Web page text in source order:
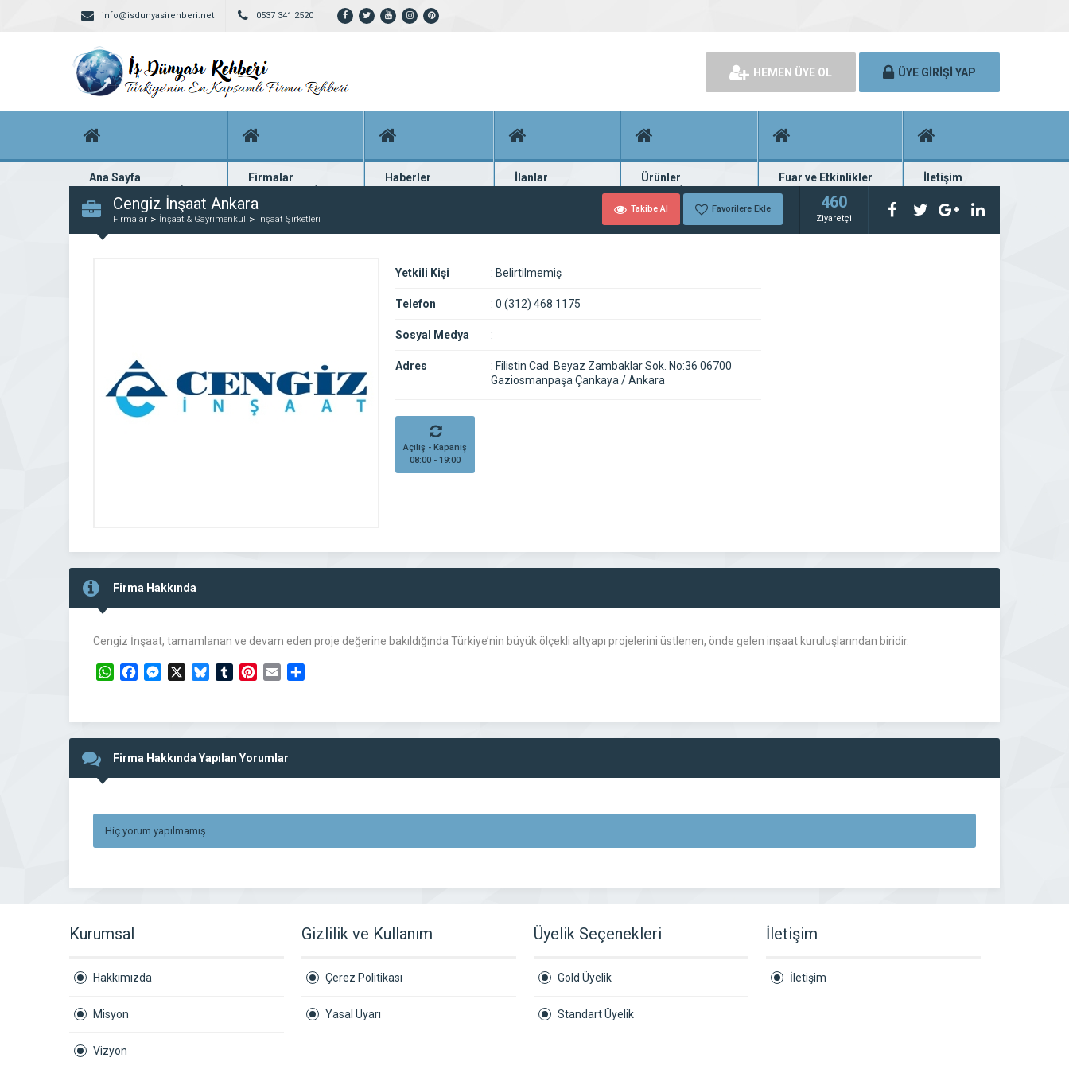
info@isdunyasirehberi.net 0537 341 2520
HEMEN ÜYE OL ÜYE GİRİŞİ YAP
Ana Sayfa
Firma rehberi ana sayfanız
Firmalar
Yüzlerce kayıtlı firma
Haberler
En güncel haberler
İlanlar
Güncel seri ilanlar
Ürünler
Binlerce firma ürünü
Fuar ve Etkinlikler
Fuar ve etkinlik planları
İletişim
Bize ulaşın
Cengiz İnşaat Ankara
Firmalar İnşaat & Gayrimenkul İnşaat Şirketleri
Takibe Al Favorilere Ekle 460
Ziyaretçi
Yetkili Kişi : Belirtilmemiş
Telefon : 0 (312) 468 1175
Sosyal Medya :
Adres : Filistin Cad. Beyaz Zambaklar Sok. No:36 06700
Gaziosmanpaşa Çankaya / Ankara
Açılış - Kapanış
08:00 - 19:00
Firma Hakkında
Cengiz İnşaat, tamamlanan ve devam eden proje değerine bakıldığında Türkiye’nin büyük ölçekli altyapı projelerini üstlenen, önde gelen inşaat kuruluşlarından biridir.
WhatsAppFacebookMessengerBlueskyTumblrPinterest
Email
Firma Hakkında Yapılan Yorumlar
Hiç yorum yapılmamış.
Kurumsal
Hakkımızda
Misyon
Vizyon
Gizlilik ve Kullanım
Çerez Politikası
Yasal Uyarı
Üyelik Seçenekleri
Gold Üyelik
Standart Üyelik
İletişim
İletişim